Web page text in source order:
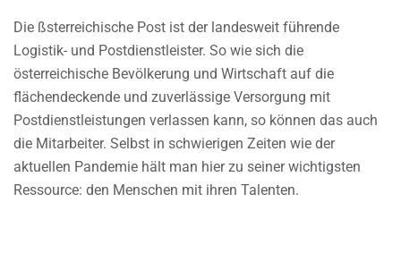
Die ßsterreichische Post ist der landesweit führende
Logistik- und Postdienstleister. So wie sich die
österreichische Bevölkerung und Wirtschaft auf die
flächendeckende und zuverlässige Versorgung mit
Postdienstleistungen verlassen kann, so können das auch
die Mitarbeiter. Selbst in schwierigen Zeiten wie der
aktuellen Pandemie hält man hier zu seiner wichtigsten
Ressource: den Menschen mit ihren Talenten.